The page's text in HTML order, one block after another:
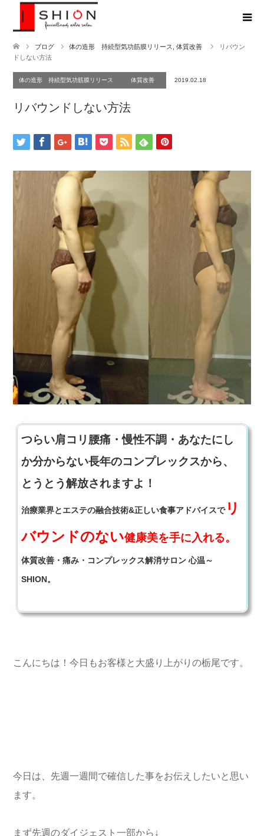
ブログ 体の造形 持続型気功筋膜リリース 体質改善
リバウン
ドしない方法
体の造形 持続型気功筋膜リリース 体質改善 2019.02.18
リバウンドしない方法
つらい肩コリ腰痛・慢性不調・あなたにし
か分からない長年のコンプレックスから、
とうとう解放されますよ！
治療業界とエステの融合技術&正しい食事アドバイスでリ
バウンドのない健康美を手に入れる。
体質改善・痛み・コンプレックス解消サロン 心温～
SHION。
こんにちは！今日もお客様と大盛り上がりの栃尾です。
今日は、先週一週間で確信した事をお伝えしたいと思い
ます。
まず先週のダイジェスト一部から↓